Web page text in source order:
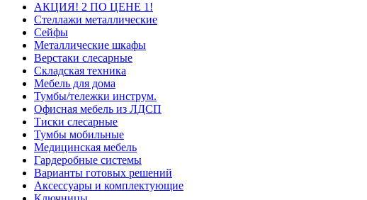
АКЦИЯ! 2 ПО ЦЕНЕ 1!
Стеллажи металлические
Сейфы
Металлические шкафы
Верстаки слесарные
Складская техника
Мебель для дома
Тумбы/тележки инструм.
Офисная мебель из ЛДСП
Тиски слесарные
Тумбы мобильные
Медицинская мебель
Гардеробные системы
Варианты готовых решений
Аксессуары и комплектующие